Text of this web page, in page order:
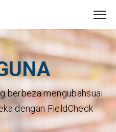
berbeza mengubahsuai
dengan FieldCheck